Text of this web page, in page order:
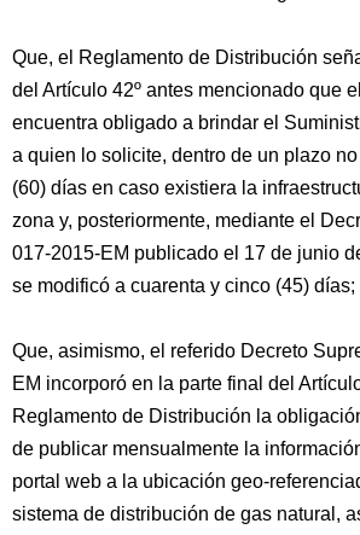
Que, el Reglamento de Distribución
del Artículo 42º antes mencionado que
encuentra obligado a brindar el
a quien lo solicite, dentro de un plazo
(60) días en caso existiera la
zona y, posteriormente, mediante el
017-2015-EM publicado el 17 de junio
se modificó a cuarenta y cinco (45) días;
Que, asimismo, el referido Decreto
EM incorporó en la parte final del
Reglamento de Distribución la
de publicar mensualmente la
portal web a la ubicación geo-
sistema de distribución de gas natural,